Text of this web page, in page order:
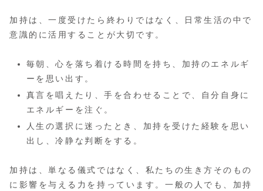
加持は、一度受けたら終わりではなく、日常生活の中で
意識的に活用することが大切です。
毎朝、心を落ち着ける時間を持ち、加持のエネルギ
ーを思い出す。
真言を唱えたり、手を合わせることで、自分自身に
エネルギーを注ぐ。
人生の選択に迷ったとき、加持を受けた経験を思い
出し、冷静な判断をする。
加持は、単なる儀式ではなく、私たちの生き方そのもの
に影響を与える力を持っています。一般の人でも、加持